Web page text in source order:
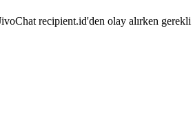
recipient.id'den olay alırken gerekli